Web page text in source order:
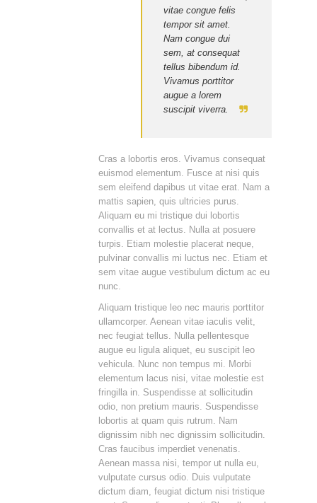
vitae congue felis
tempor sit amet.
Nam congue dui
sem, at consequat
tellus bibendum id.
Vivamus porttitor
augue a lorem
suscipit viverra.
Cras a lobortis eros. Vivamus consequat
euismod elementum. Fusce at nisi quis
sem eleifend dapibus ut vitae erat. Nam a
mattis sapien, quis ultricies purus.
Aliquam eu mi tristique dui lobortis
convallis et at lectus. Nulla at posuere
turpis. Etiam molestie placerat neque,
pulvinar convallis mi luctus nec. Etiam et
sem vitae augue vestibulum dictum ac eu
nunc.
Aliquam tristique leo nec mauris porttitor
ullamcorper. Aenean vitae iaculis velit,
nec feugiat tellus. Nulla pellentesque
augue eu ligula aliquet, eu suscipit leo
vehicula. Nunc non tempus mi. Morbi
elementum lacus nisi, vitae molestie est
fringilla in. Suspendisse at sollicitudin
odio, non pretium mauris. Suspendisse
lobortis at quam quis rutrum. Nam
dignissim nibh nec dignissim sollicitudin.
Cras faucibus imperdiet venenatis.
Aenean massa nisi, tempor ut nulla eu,
vulputate cursus odio. Duis vulputate
dictum diam, feugiat dictum nisi tristique